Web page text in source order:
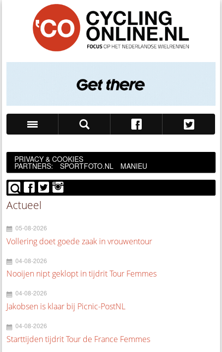
PRIVACY & COOKIES
PARTNERS: SPORTFOTO.NL MANIEU
Actueel
05-08-2026
Vollering doet goede zaak in vrouwentour
04-08-2026
Nooijen nipt geklopt in tijdrit Tour Femmes
04-08-2026
Jakobsen is klaar bij Picnic-PostNL
04-08-2026
Starttijden tijdrit Tour de France Femmes